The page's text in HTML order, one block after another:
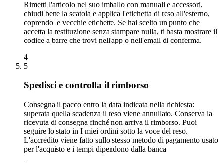
Rimetti l'articolo nel suo imballo con manuali e accessori,
chiudi bene la scatola e applica l'etichetta di reso all'esterno,
coprendo le vecchie etichette. Se hai scelto un punto che
accetta la restituzione senza stampare nulla, ti basta mostrare il
codice a barre che trovi nell'app o nell'email di conferma.
4
5
Spedisci e controlla il rimborso
Consegna il pacco entro la data indicata nella richiesta:
superata quella scadenza il reso viene annullato. Conserva la
ricevuta di consegna finché non arriva il rimborso. Puoi
seguire lo stato in I miei ordini sotto la voce del reso.
L'accredito viene fatto sullo stesso metodo di pagamento usato
per l'acquisto e i tempi dipendono dalla banca.